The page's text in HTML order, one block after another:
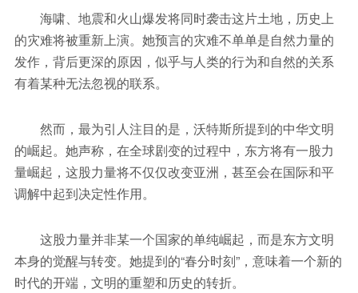
海啸、地震和火山爆发将同时袭击这片土地，历史上
的灾难将被重新上演。她预言的灾难不单单是自然力量的
发作，背后更深的原因，似乎与人类的行为和自然的关系
有着某种无法忽视的联系。
然而，最为引人注目的是，沃特斯所提到的中华文明
的崛起。她声称，在全球剧变的过程中，东方将有一股力
量崛起，这股力量将不仅仅改变亚洲，甚至会在国际和平
调解中起到决定性作用。
这股力量并非某一个国家的单纯崛起，而是东方文明
本身的觉醒与转变。她提到的“春分时刻”，意味着一个新的
时代的开端，文明的重塑和历史的转折。